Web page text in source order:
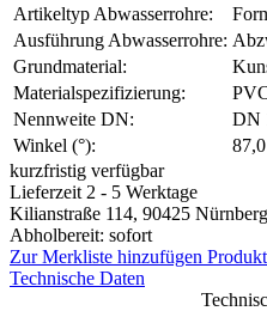
Artikeltyp Abwasserrohre:
Ausführung Abwasserrohre:
Grundmaterial:
Materialspezifizierung:
Nennweite DN:
DN
Winkel (°):
kurzfristig verfügbar
Lieferzeit 2 - 5 Werktage
Kilianstraße 114, 90425 Nürnberg
Abholbereit: sofort
Zur Merkliste hinzufügen
Technische Daten